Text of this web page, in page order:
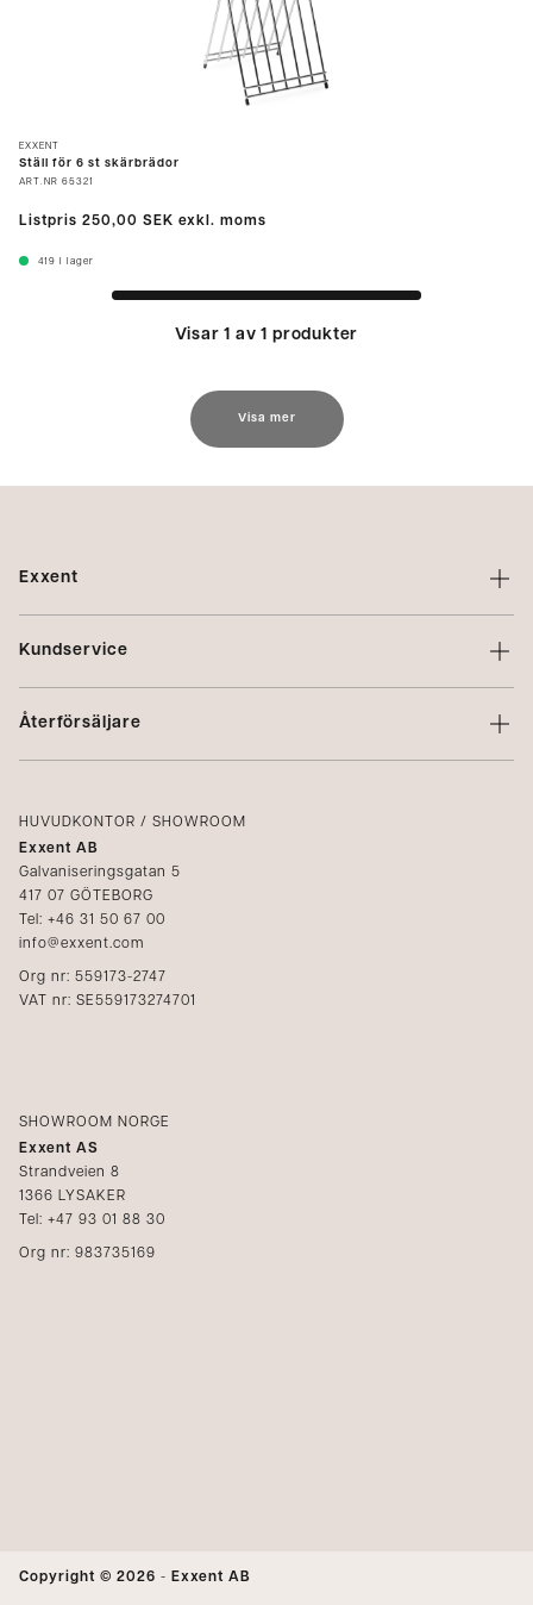
EXXENT
Ställ för 6 st skärbrädor
ART.NR 65321
Listpris 250,00 SEK exkl. moms
419 I lager
Visar 1 av 1 produkter
Visa mer
Exxent
Om Exxent
Profilering
Integritetspolicy
Kundservice
Kontakta oss
Återförsäljare
Kataloger
Mediabank
Bli återförsäljare
HUVUDKONTOR / SHOWROOM
Exxent AB
Galvaniseringsgatan 5
417 07 GÖTEBORG
Tel: +46 31 50 67 00
info@exxent.com
Org nr: 559173-2747
VAT nr: SE559173274701
SHOWROOM NORGE
Exxent AS
Strandveien 8
1366 LYSAKER
Tel: +47 93 01 88 30
Org nr: 983735169
Copyright © 2026 - Exxent AB